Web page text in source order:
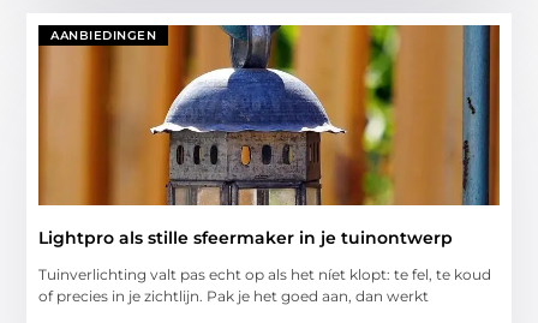
AANBIEDINGEN
Lightpro als stille sfeermaker in je tuinontwerp
Tuinverlichting valt pas echt op als het níet klopt: te fel, te koud
of precies in je zichtlijn. Pak je het goed aan, dan werkt